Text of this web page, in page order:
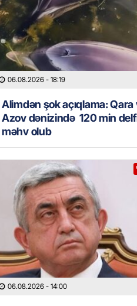
06.08.2026 - 18:19
Alimdən şok açıqlama: Qara
Azov dənizində 120 min
məhv olub
06.08.2026 - 14:00